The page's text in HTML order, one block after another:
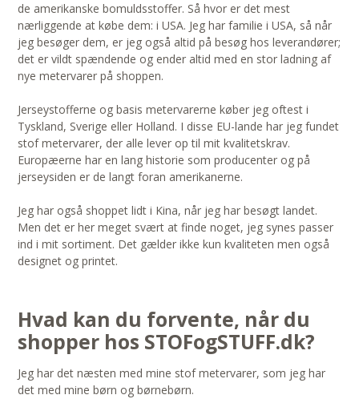
de amerikanske bomuldsstoffer. Så hvor er det mest
nærliggende at købe dem: i USA. Jeg har familie i USA, så når
jeg besøger dem, er jeg også altid på besøg hos leverandører;
det er vildt spændende og ender altid med en stor ladning af
nye metervarer på shoppen.
Jerseystofferne og basis metervarerne køber jeg oftest i
Tyskland, Sverige eller Holland. I disse EU-lande har jeg fundet
stof metervarer, der alle lever op til mit kvalitetskrav.
Europæerne har en lang historie som producenter og på
jerseysiden er de langt foran amerikanerne.
Jeg har også shoppet lidt i Kina, når jeg har besøgt landet.
Men det er her meget svært at finde noget, jeg synes passer
ind i mit sortiment. Det gælder ikke kun kvaliteten men også
designet og printet.
Hvad kan du forvente, når du
shopper hos STOFogSTUFF.dk?
Jeg har det næsten med mine stof metervarer, som jeg har
det med mine børn og børnebørn.